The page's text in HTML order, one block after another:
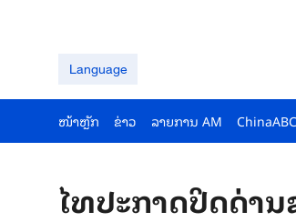
Language
ໜ້າຫຼັກ ຂ່າວ ລາຍ​ການ AM ChinaABC
ໄທ​ປະ​ກາດ​ປິດ​ດ່າ